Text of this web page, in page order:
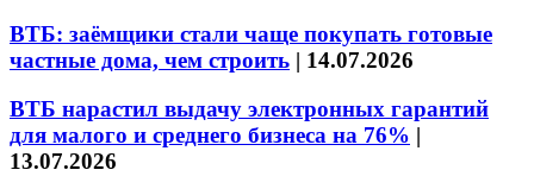
ВТБ: заёмщики стали чаще покупать готовые
частные дома, чем строить | 14.07.2026
ВТБ нарастил выдачу электронных гарантий
для малого и среднего бизнеса на 76% |
13.07.2026